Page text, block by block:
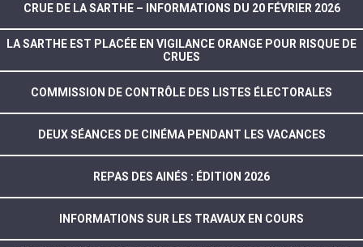
CRUE DE LA SARTHE – INFORMATIONS DU 20 FÉVRIER 2026
LA SARTHE EST PLACÉE EN VIGILANCE ORANGE POUR RISQUE DE
CRUES
COMMISSION DE CONTRÔLE DES LISTES ÉLECTORALES
DEUX SÉANCES DE CINÉMA PENDANT LES VACANCES
REPAS DES AINÉS : ÉDITION 2026
INFORMATIONS SUR LES TRAVAUX EN COURS